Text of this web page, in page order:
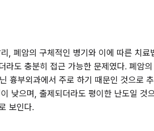
, 폐암의 구체적인 병기와 이에 따른 치
라도 충분히 접근 가능한 문제였다. 폐암
흉부외과에서 주로 하기 때문인 것으로
낮으며, 출제되더라도 평이한 난도일
보인다.